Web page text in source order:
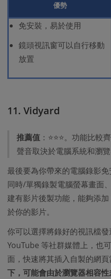
優勢
免安裝，易於使用
鏡頭視訊窗可以自行移動
放置
11. Vidyard
推薦值 ：⭐⭐⭐。功能比
聲音取決於電腦系統和瀏覽
最後要為你帶來的電腦錄影
同時/單獨錄製電腦螢幕畫面
建有影片後製功能，能夠添
於你的影片。
你可以選擇將錄好的視訊檔
YouTube 等社群媒體上，也
面，快速將其插入自製的網頁
下，可能會由於瀏覽器相容